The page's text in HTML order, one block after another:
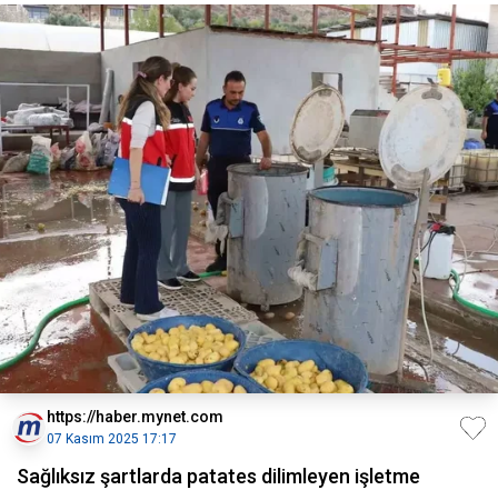
https://haber.mynet.com
07 Kasım 2025 17:17
Sağlıksız şartlarda patates dilimleyen işletme